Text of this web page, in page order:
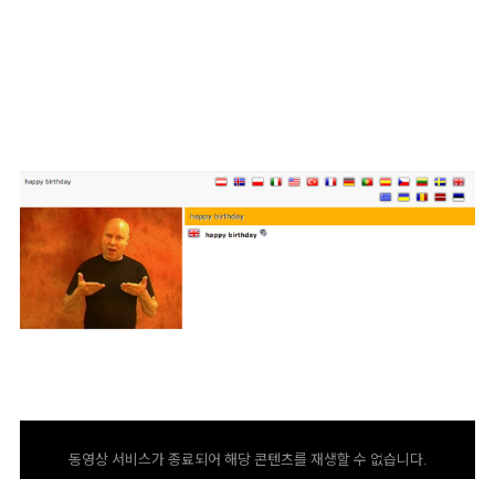
동영상 서비스가 종료되어 해당 콘텐츠를 재생할 수 없습니다.